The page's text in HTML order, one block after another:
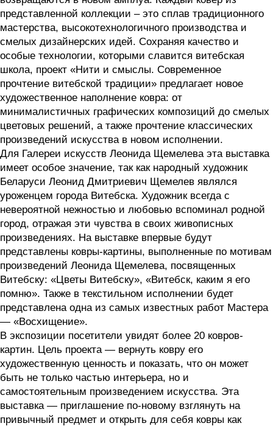
представленной коллекции – это сплав традиционного
мастерства, высокотехнологичного производства и
смелых дизайнерских идей. Сохраняя качество и
особые технологии, которыми славится витебская
школа, проект «Нити и смыслы. Современное
прочтение витебской традиции» предлагает новое
художественное наполнение ковра: от
минималистичных графических композиций до смелых
цветовых решений, а также прочтение классических
произведений искусства в новом исполнении.
Для Галереи искусств Леонида Щемелева эта выставка
имеет особое значение, так как народный художник
Беларуси Леонид Дмитриевич Щемелев являлся
уроженцем города Витебска. Художник всегда с
невероятной нежностью и любовью вспоминал родной
город, отражая эти чувства в своих живописных
произведениях. На выставке впервые будут
представлены ковры-картины, выполненные по мотивам
произведений Леонида Щемелева, посвященных
Витебску: «Цветы Витебску», «Витебск, каким я его
помню». Также в текстильном исполнении будет
представлена одна из самых известных работ Мастера
— «Восхищение».
В экспозиции посетители увидят более 20 ковров-
картин. Цель проекта — вернуть ковру его
художественную ценность и показать, что он может
быть не только частью интерьера, но и
самостоятельным произведением искусства. Эта
выставка — приглашение по-новому взглянуть на
привычный предмет и открыть для себя ковры как